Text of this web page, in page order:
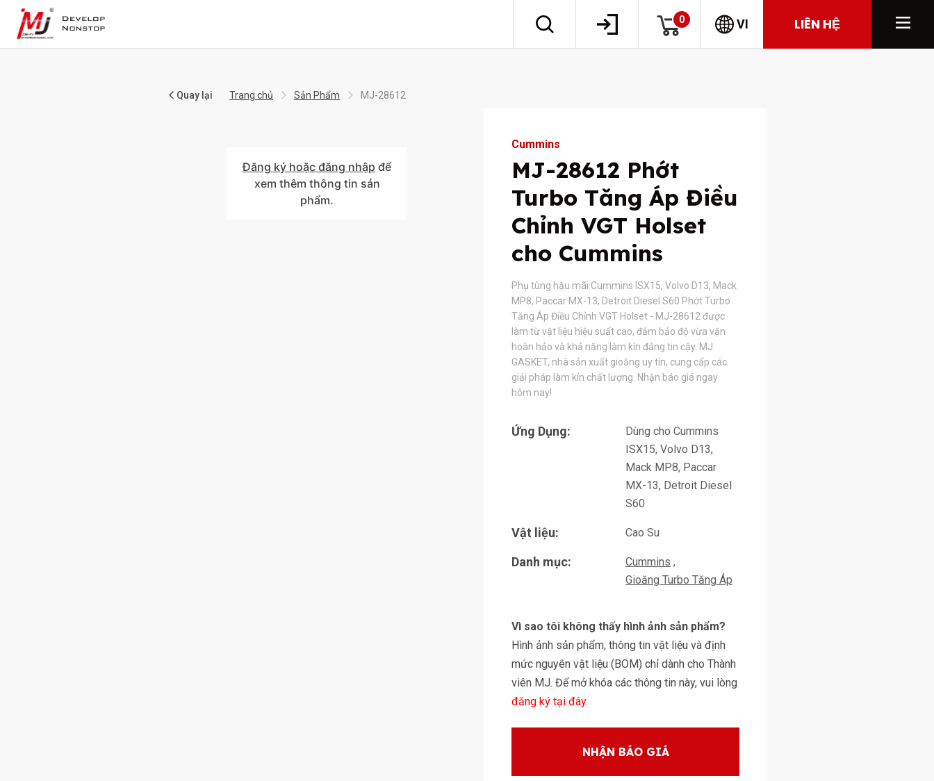
0 VI LIÊN HỆ
Quay lại Trang chủ Sản Phẩm MJ-28612
Đăng ký hoặc đăng nhập để
xem thêm thông tin sản
phẩm.
Cummins
MJ-28612 Phớt
Turbo Tăng Áp Điều
Chỉnh VGT Holset
cho Cummins
Phụ tùng hậu mãi Cummins ISX15, Volvo D13, Mack
MP8, Paccar MX-13, Detroit Diesel S60 Phớt Turbo
Tăng Áp Điều Chỉnh VGT Holset - MJ-28612 được
làm từ vật liệu hiệu suất cao, đảm bảo độ vừa vặn
hoàn hảo và khả năng làm kín đáng tin cậy. MJ
GASKET, nhà sản xuất gioăng uy tín, cung cấp các
giải pháp làm kín chất lượng. Nhận báo giá ngay
hôm nay!
Ứng Dụng:
Dùng cho Cummins
ISX15, Volvo D13,
Mack MP8, Paccar
MX-13, Detroit Diesel
S60
Vật liệu: Cao Su
Danh mục:
Cummins
Gioăng Turbo Tăng Áp
Vì sao tôi không thấy hình ảnh sản phẩm?
Hình ảnh sản phẩm, thông tin vật liệu và định
mức nguyên vật liệu (BOM) chỉ dành cho Thành
viên MJ. Để mở khóa các thông tin này, vui lòng
đăng ký tại đây.
NHẬN BÁO GIÁ